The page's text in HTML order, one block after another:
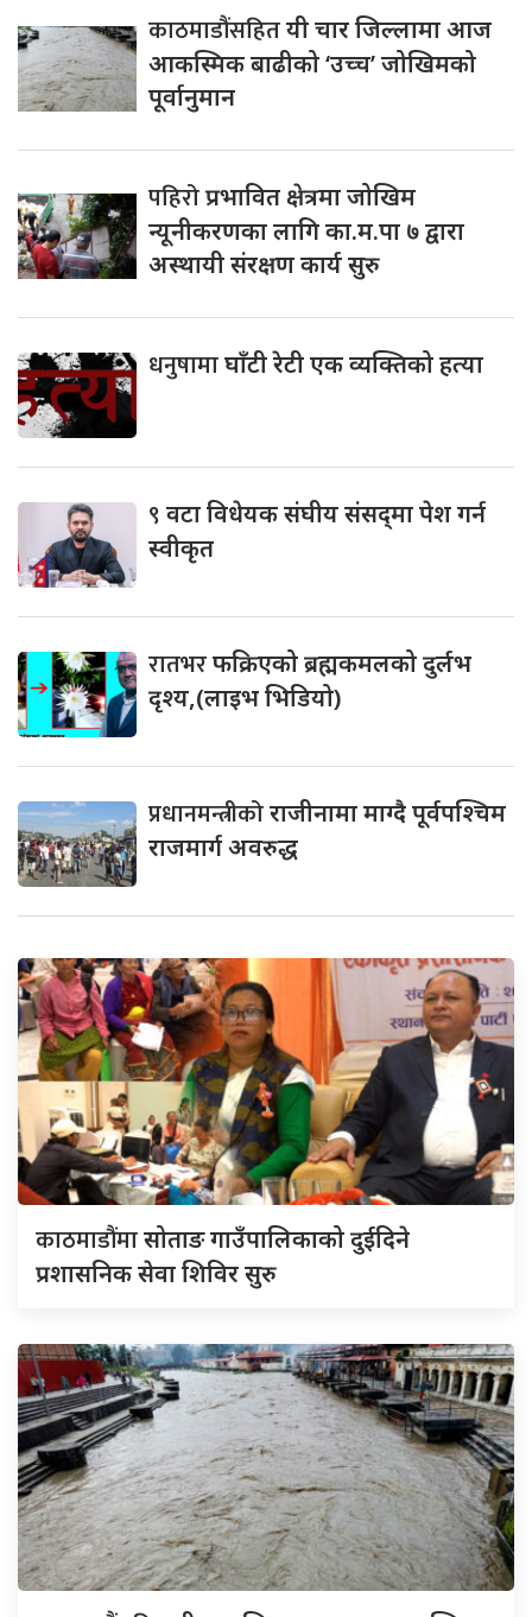
काठमाडौंसहितयी चार जिल्लामा आज
आकस्मिक बाढीको ‘उच्च’ जोखिमको
पूर्वानुमान
पहिरोप्रभावित क्षेत्रमा जोखिम
न्यूनीकरणका लागि का.म.पा ७ द्वारा
अस्थायी संरक्षण कार्य सुरु
धनुषामाघाँटी रेटी एक व्यक्तिको हत्या
९ वटा विधेयक संघीय संसद्‌मा पेश गर्न
स्वीकृत
रातभरफक्रिएको ब्रह्मकमलको दुर्लभ
दृश्य,(लाइभ भिडियो)
प्रधानमन्त्रीकोराजीनामा माग्दै पूर्वपश्चिम
राजमार्ग अवरुद्ध
काठमाडौंमासोताङ गाउँपालिकाको दुईदिने
प्रशासनिक सेवा शिविर सुरु